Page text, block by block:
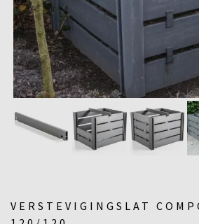
VERSTEVIGINGSLAT